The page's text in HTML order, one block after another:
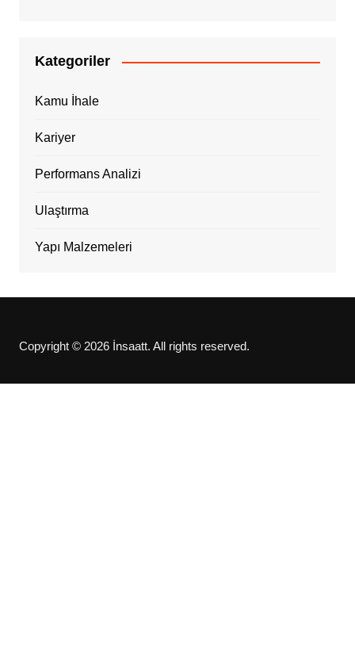
Kategoriler
Kamu İhale
Kariyer
Performans Analizi
Ulaştırma
Yapı Malzemeleri
Copyright © 2026 İnsaatt. All rights reserved.